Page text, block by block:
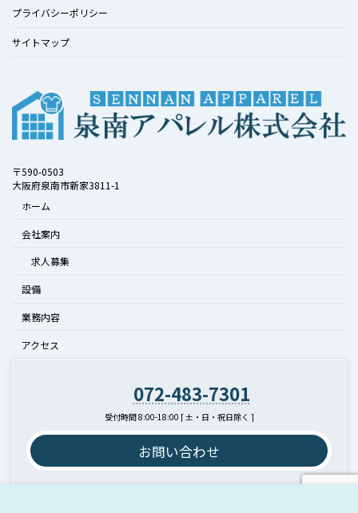
プライバシーポリシー
サイトマップ
〒590-0503
大阪府泉南市新家3811-1
ホーム
会社案内
求人募集
設備
業務内容
アクセス
072-483-7301
受付時間 8:00-18:00 [ 土・日・祝日除く ]
お問い合わせ